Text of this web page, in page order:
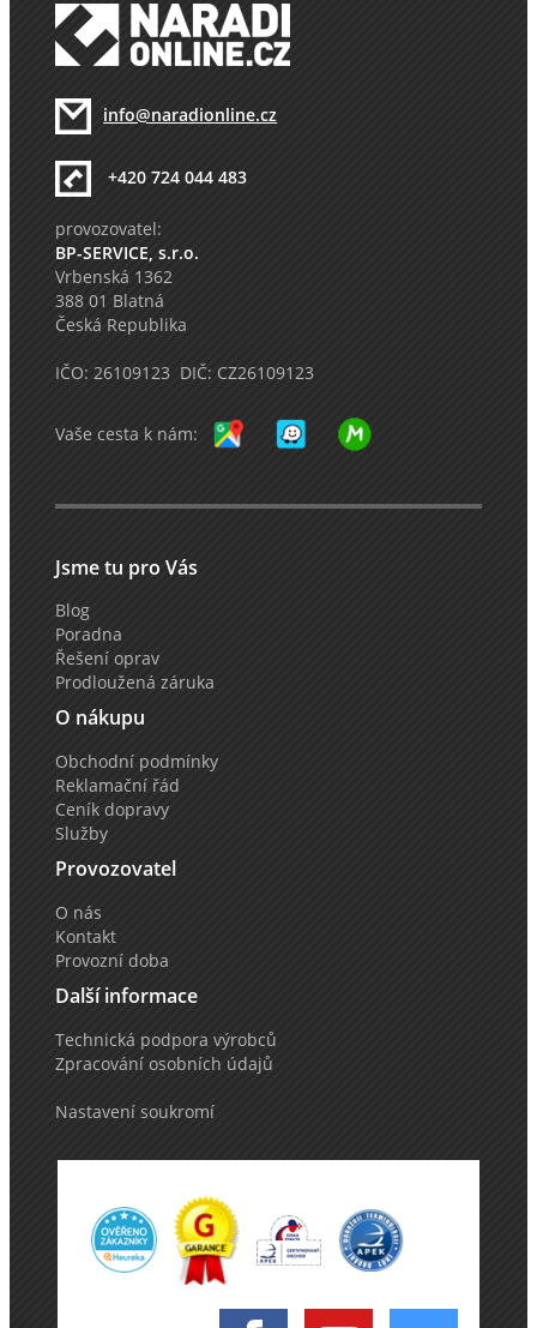
info@naradionline.cz
+420 724 044 483
provozovatel:
BP-SERVICE, s.r.o.
Vrbenská 1362
388 01 Blatná
Česká Republika
IČO: 26109123 DIČ: CZ26109123
Vaše cesta k nám:
Jsme tu pro Vás
Blog
Poradna
Řešení oprav
Prodloužená záruka
O nákupu
Obchodní podmínky
Reklamační řád
Ceník dopravy
Služby
Provozovatel
O nás
Kontakt
Provozní doba
Další informace
Technická podpora výrobců
Zpracování osobních údajů
Nastavení soukromí